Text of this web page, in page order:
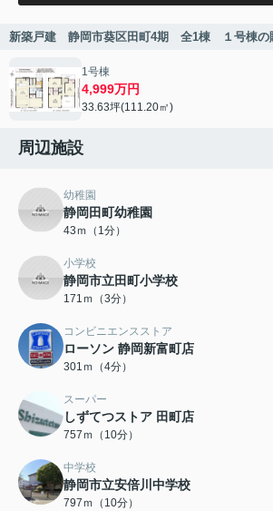
新築戸建 静岡市葵区田町4期 全1棟 １号棟の
1号棟
4,999万円
33.63坪(111.20㎡)
周辺施設
幼稚園
静岡田町幼稚園
43ｍ（1分）
小学校
静岡市立田町小学校
171ｍ（3分）
コンビニエンスストア
ローソン 静岡新富町店
301ｍ（4分）
スーパー
しずてつストア 田町店
757ｍ（10分）
中学校
静岡市立安倍川中学校
797ｍ（10分）